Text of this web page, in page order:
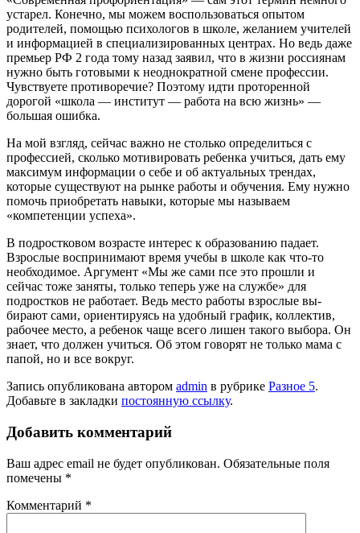
устарел. Конечно, мы можем воспользоваться опы­том
родителей, помощью психологов в школе, желани­ем учителей
и информацией в специализированных цен­трах. Но ведь даже
премьер РФ 2 года тому назад заявил, что в жизни россиянам
нужно быть готовыми к неоднократ­ной смене профессии.
Чув­ствуете противоречие? Поэто­му идти проторенной
дорогой «школа — институт — работа на всю жизнь» —
большая ошибка.
На мой взгляд, сейчас важ­но не столько определиться с
профессией, сколько моти­вировать ребенка учиться, дать ему
максимум информа­ции о себе и об актуальных трендах,
которые существуют на рынке работы и обучения. Ему нужно
помочь приобре­тать навыки, которые мы на­зываем
«компетенции успеха».
В подростковом возрас­те интерес к образованию па­дает.
Взрослые воспринима­ют время учебы в школе как что-то
необходимое. Аргумент «Мы же сами псе это прошли и
сейчас тоже заняты, толь­ко теперь уже на службе» для
подростков не работает. Ведь место работы взрослые вы­
бирают сами, ориентируясь на удобный график, коллек­тив,
рабочее место, а ребе­нок чаще всего лишен тако­го выбора. Он
знает, что дол­жен учиться. Об этом гово­рят не только мама с
папой, но и все вокруг.
Запись опубликована автором admin в рубрике Разное 5.
Добавьте в закладки постоянную ссылку.
Добавить комментарий
Ваш адрес email не будет опубликован. Обязательные поля
помечены *
Комментарий *